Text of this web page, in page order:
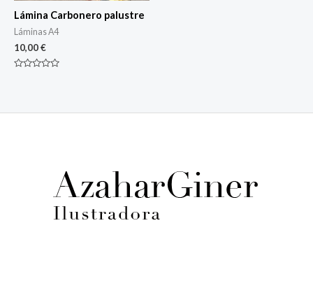
Lámina Carbonero palustre
Láminas A4
10,00€